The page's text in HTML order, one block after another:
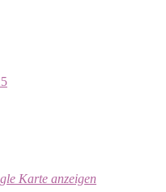
Karte anzeigen